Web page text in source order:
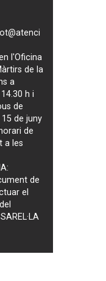
l'Oficina
de la
a
h i
de
de juny
de
a les
de
el